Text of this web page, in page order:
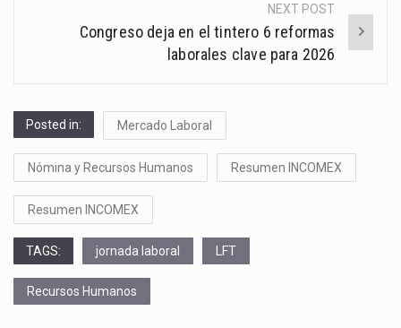
NEXT POST
Congreso deja en el tintero 6 reformas
laborales clave para 2026
Posted in: Mercado Laboral
Nómina y Recursos Humanos Resumen INCOMEX
Resumen INCOMEX
TAGS: jornada laboral LFT
Recursos Humanos